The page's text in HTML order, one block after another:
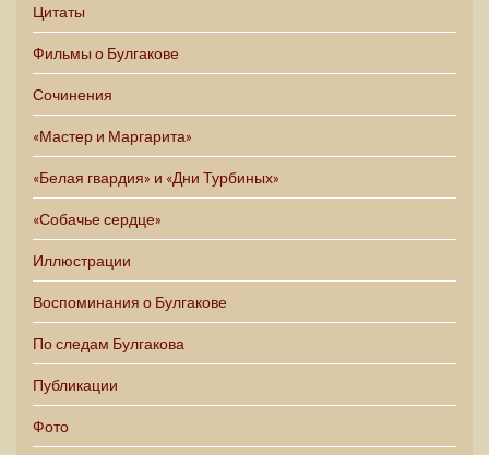
Цитаты
Фильмы о Булгакове
Сочинения
«Мастер и Маргарита»
«Белая гвардия» и «Дни Турбиных»
«Собачье сердце»
Иллюстрации
Воспоминания о Булгакове
По следам Булгакова
Публикации
Фото